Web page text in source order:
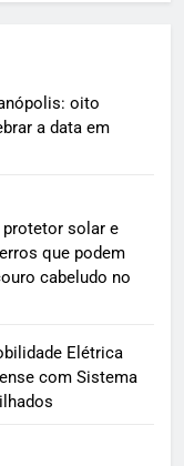
oito
a data em
protetor solar e
que podem
cabeludo no
Elétrica
com Sistema